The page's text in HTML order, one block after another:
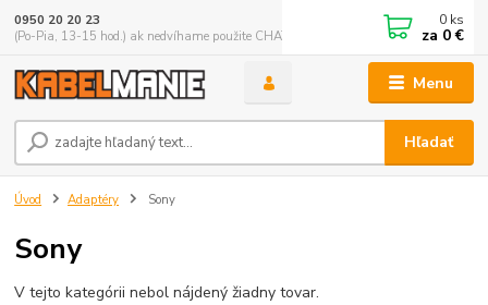
Menu
Hľadať
0950 20 20 23
(Po-Pia, 13-15 hod.) ak nedvíhame použite CHATBOX
0 ks
za 0 €
Úvod Adaptéry Sony
Sony
V tejto kategórii nebol nájdený žiadny tovar.